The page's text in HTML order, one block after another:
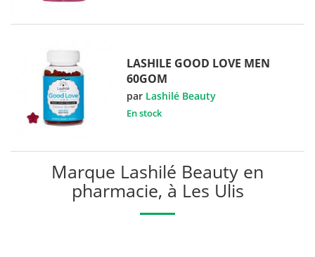
LASHILE GOOD LOVE MEN
60GOM
par Lashilé Beauty
En stock
Marque Lashilé Beauty en
pharmacie, à Les Ulis